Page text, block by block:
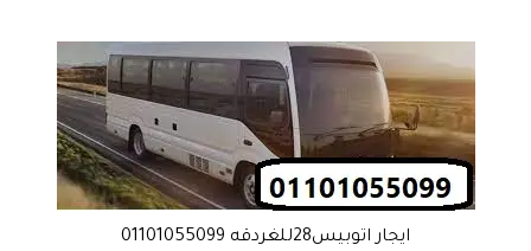
ايجار اتوبيس28للغردقه 01101055099